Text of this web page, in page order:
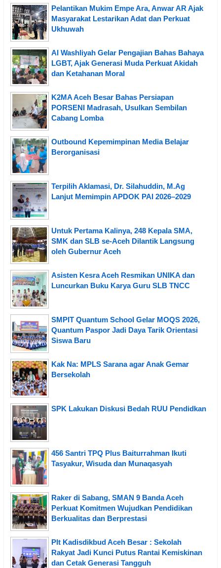
Pelantikan Mukim Empe Ara, Anwar AR Ajak
Masyarakat Lestarikan Adat dan Perkuat
Ukhuwah
Al Washliyah Gelar Pengajian Bahas Bahaya
LGBT, Ajak Generasi Muda Perkuat Akidah
dan Ketahanan Moral
K2MA Aceh Besar Bahas Persiapan
PORSENI Madrasah, Usulkan Sembilan
Cabang Lomba
Outbound Kepemimpinan Media Belajar
Berorganisasi
Terpilih Aklamasi, Dr. Silahuddin, M.Ag
Lanjut Memimpin APDOK PAI 2026–2029
Untuk Pertama Kalinya, 248 Kepala SMA,
SMK dan SLB se-Aceh Dilantik Langsung
oleh Gubernur Aceh
Asisten Kesra Aceh Resmikan UNIKA dan
Luncurkan Buku Karya Guru SLB TNCC
SMPIT Quantum School Gelar MOQS 2026,
Quantum Paspor Jadi Daya Tarik Orientasi
Siswa Baru
Kak Na: MPLS Sarana agar Anak Gemar
Bersekolah
SPK Lakukan Diskusi Bedah RUU Pendidkan
456 Santri TPQ Plus Baiturrahman Ikuti
Tasyakur, Wisuda dan Munaqasyah
Raker di Sabang, SMAN 9 Banda Aceh
Perkuat Komitmen Wujudkan Pendidikan
Berkualitas dan Berprestasi
Plt Kadisdikbud Aceh Besar : Sekolah
Rakyat Jadi Kunci Putus Rantai Kemiskinan
dan Cetak Generasi Tangguh